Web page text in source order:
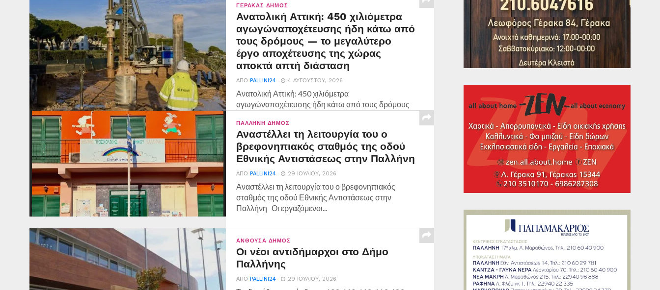
ΓΈΡΑΚΑΣ ΔΉΜΟΣ
Ανατολική Αττική: 450 χιλιόμετρα
αγωγώναποχέτευσης ήδη κάτω από
τους δρόμους — το μεγαλύτερο
έργο αποχέτευσης της χώρας
αποκτά απτή διάσταση
ΑΠΌ PALLINI24 4 ΑΥΓΟΎΣΤΟΥ, 2026
Ανατολική Αττική: 450 χιλιόμετρα
αγωγώναποχέτευσης ήδη κάτω από τους δρόμους
ΠΑΛΛΉΝΗ ΔΉΜΟΣ
Αναστέλλει τη λειτουργία του ο
βρεφονηπιακός σταθμός της οδού
Εθνικής Αντιστάσεως στην Παλλήνη
ΑΠΌ PALLINI24 29 ΙΟΥΛΊΟΥ, 2026
Αναστέλλει τη λειτουργία του ο βρεφονηπιακός
σταθμός της οδού Εθνικής Αντιστάσεως στην
Παλλήνη Οι εργαζόμενοι...
ΑΝΘΟΎΣΑ ΔΉΜΟΣ
Οι νέοι αντιδήμαρχοι στο Δήμο
Παλλήνης
ΑΠΌ PALLINI24 29 ΙΟΥΛΊΟΥ, 2026